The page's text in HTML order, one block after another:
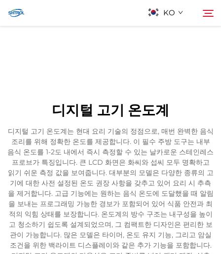
KO
디지털 고기 온도계
디지털 고기 온도계는 현대 요리 기술의 정점으로, 매번 완벽한 음식
조리를 위해 정확한 온도를 제공합니다. 이 필수 주방 도구는 내부
음식 온도를 1-2도 내에서 즉시 측정할 수 있는 날카로운 스테인레스
프로브가 특징입니다. 큰 LCD 화면은 화씨와 섭씨 모두 명확하고
읽기 쉬운 측정 값을 보여줍니다. 대부분의 모델은 다양한 종류의 고
기에 대한 사전 설정된 온도 권장 사항을 갖추고 있어 요리 시 추측
을 제거합니다. 고급 기능에는 원하는 음식 온도에 도달했을 때 알림
을 보내는 프로그래밍 가능한 경보가 포함되어 있어 식품 안전과 최
적의 익힘 상태를 보장합니다. 온도계의 방수 구조는 내구성을 높이
고 청소하기 쉽도록 설계되었으며, 그 컴팩트한 디자인은 편리한 보
관이 가능합니다. 많은 모델은 타이머, 온도 유지 기능, 그리고 암실
조건을 위한 백라이트 디스플레이와 같은 추가 기능을 포함합니다.